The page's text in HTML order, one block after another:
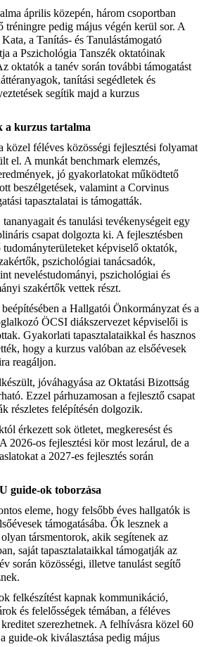
április közepén, három csoportban
tréningre pedig május végén kerül sor. A
a Tanítás- és Tanulástámogató
a Pszichológia Tanszék oktatóinak
oktatók a tanév során további támogatást
tanítási segédletek és
segítik majd a kurzus
a kurzus tartalma
közel féléves közösségi fejlesztési folyamat
el. A munkát benchmark elemzés,
jó gyakorlatokat működtető
beszélgetések, valamint a Corvinus
tapasztalatai is támogatták.
és tanulási tevékenységeit egy
csapat dolgozta ki. A fejlesztésben
képviselő oktatók,
pszichológiai tanácsadók,
neveléstudományi, pszichológiai és
szakértők vettek részt.
a Hallgatói Önkormányzat és a
ÖCSI diákszervezet képviselői is
Gyakorlati tapasztalataikkal és hasznos
hogy a kurzus valóban az elsőévesek
reagáljon.
jóváhagyása az Oktatási Bizottság
Ezzel párhuzamosan a fejlesztő csapat
részletes felépítésén dolgozik.
érkezett sok ötletet, megkeresést és
2026-os fejlesztési kör most lezárul, de a
a 2027-es fejlesztés során
guide-ok toborzása
eleme, hogy felsőbb éves hallgatók is
támogatásába. Ők lesznek a
társmentorok, akik segítenek az
saját tapasztalataikkal támogatják az
során közösségi, illetve tanulást segítő
felkészítést kapnak kommunikáció,
és felelősségek témában, a féléves
szerezhetnek. A felhívásra közel 60
guide-ok kiválasztása pedig május